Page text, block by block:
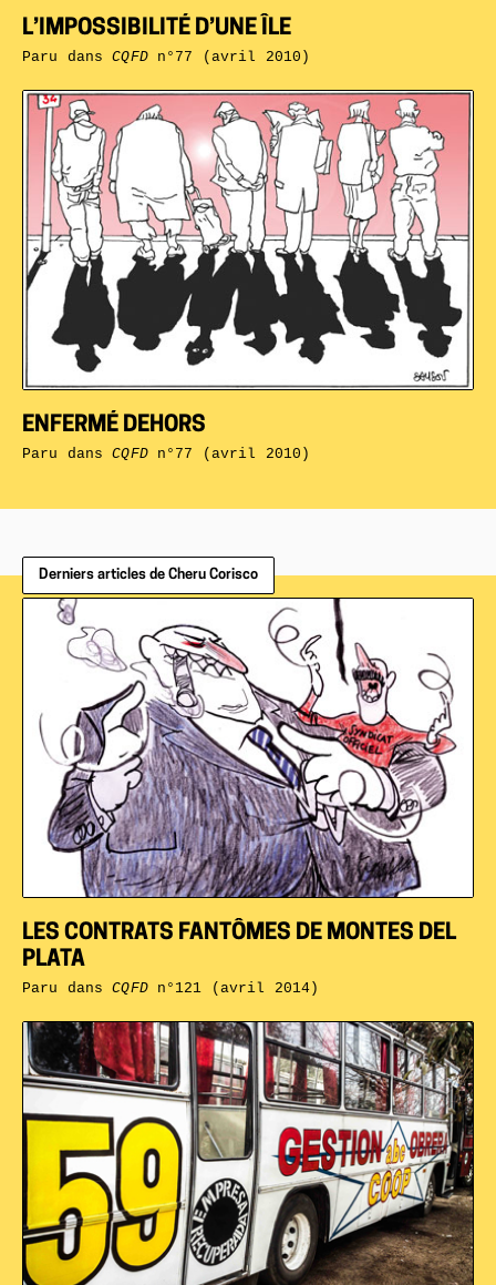
ENFERMÉ DEHORS
Paru dansCQFDn°77 (avril 2010)
L’IMPOSSIBILITÉ D’UNE ÎLE
Paru dansCQFDn°77 (avril 2010)
Derniers articles de Cheru Corisco
LES CONTRATS FANTÔMES DE MONTES DEL
PLATA
Paru dansCQFDn°121 (avril 2014)